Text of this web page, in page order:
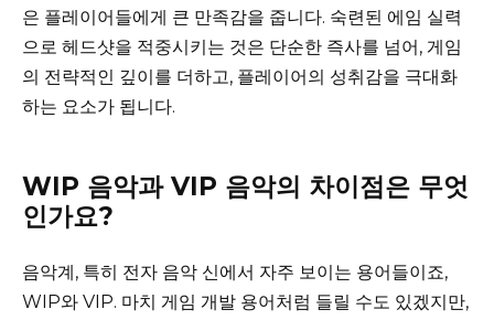
은 플레이어들에게 큰 만족감을 줍니다. 숙련된 에임 실력
으로 헤드샷을 적중시키는 것은 단순한 즉사를 넘어, 게임
의 전략적인 깊이를 더하고, 플레이어의 성취감을 극대화
하는 요소가 됩니다.
WIP 음악과 VIP 음악의 차이점은 무엇
인가요?
음악계, 특히 전자 음악 신에서 자주 보이는 용어들이죠,
WIP와 VIP. 마치 게임 개발 용어처럼 들릴 수도 있겠지만,